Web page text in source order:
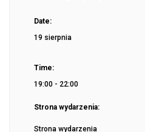
Date:
19 sierpnia
Time:
19:00 - 22:00
Strona wydarzenia:
Strona wydarzenia